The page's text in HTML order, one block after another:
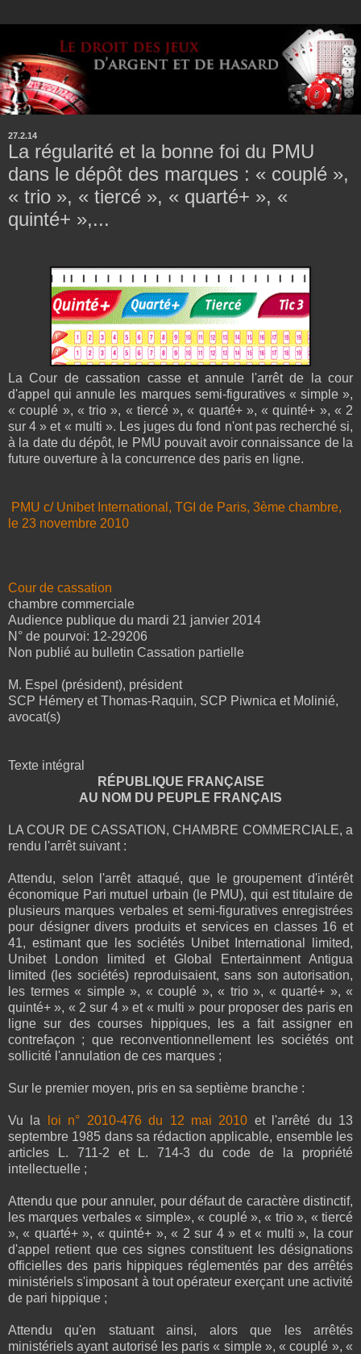
27.2.14
La régularité et la bonne foi du PMU
dans le dépôt des marques : « couplé »,
« trio », « tiercé », « quarté+ », «
quinté+ »,...
La Cour de cassation casse et annule l'arrêt de la cour
d'appel qui annule les marques semi-figuratives « simple »,
« couplé », « trio », « tiercé », « quarté+ », « quinté+ », « 2
sur 4 » et « multi ». Les juges du fond n'ont pas recherché si,
à la date du dépôt, le PMU pouvait avoir connaissance de la
future ouverture à la concurrence des paris en ligne.
PMU c/ Unibet International, TGI de Paris, 3ème chambre,
le 23 novembre 2010
Cour de cassation
chambre commerciale
Audience publique du mardi 21 janvier 2014
N° de pourvoi: 12-29206
Non publié au bulletin Cassation partielle
M. Espel (président), président
SCP Hémery et Thomas-Raquin, SCP Piwnica et Molinié,
avocat(s)
Texte intégral
RÉPUBLIQUE FRANÇAISE
AU NOM DU PEUPLE FRANÇAIS
LA COUR DE CASSATION, CHAMBRE COMMERCIALE, a
rendu l'arrêt suivant :
Attendu, selon l'arrêt attaqué, que le groupement d'intérêt
économique Pari mutuel urbain (le PMU), qui est titulaire de
plusieurs marques verbales et semi-figuratives enregistrées
pour désigner divers produits et services en classes 16 et
41, estimant que les sociétés Unibet International limited,
Unibet London limited et Global Entertainment Antigua
limited (les sociétés) reproduisaient, sans son autorisation,
les termes « simple », « couplé », « trio », « quarté+ », «
quinté+ », « 2 sur 4 » et « multi » pour proposer des paris en
ligne sur des courses hippiques, les a fait assigner en
contrefaçon ; que reconventionnellement les sociétés ont
sollicité l'annulation de ces marques ;
Sur le premier moyen, pris en sa septième branche :
Vu la loi n° 2010-476 du 12 mai 2010 et l'arrêté du 13
septembre 1985 dans sa rédaction applicable, ensemble les
articles L. 711-2 et L. 714-3 du code de la propriété
intellectuelle ;
Attendu que pour annuler, pour défaut de caractère distinctif,
les marques verbales « simple», « couplé », « trio », « tiercé
», « quarté+ », « quinté+ », « 2 sur 4 » et « multi », la cour
d'appel retient que ces signes constituent les désignations
officielles des paris hippiques réglementés par des arrêtés
ministériels s'imposant à tout opérateur exerçant une activité
de pari hippique ;
Attendu qu'en statuant ainsi, alors que les arrêtés
ministériels ayant autorisé les paris « simple », « couplé », «